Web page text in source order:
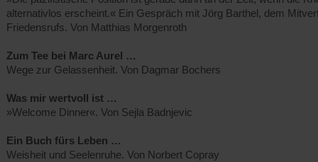
alternativlos erscheint.« Ein Gespräch mit Jörg Barthel, dem
Friedensrufs. Von Matthias Morgenroth
Zum Tee bei Marc Aurel …
Wege zur Gelassenheit. Von Dagmar Bochers
Was mir wertvoll ist …
»Welcome Dinner«. Von Sejla Badnjevic
Ein Buch fürs Leben …
Weisheit und Seelenruhe. Von Norbert Copray